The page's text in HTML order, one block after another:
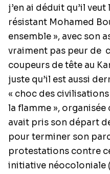
j’en ai déduit qu’il veut
résistant Mohamed
ensemble », avec son
vraiment pas peur de
coupeurs de tête au
juste qu’il est aussi
« choc des
la flamme », organisée
avait pris son départ
pour terminer son
protestations contre
initiative néocoloniale